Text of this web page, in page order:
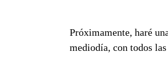
Próximamente, haré
mediodía, con todos